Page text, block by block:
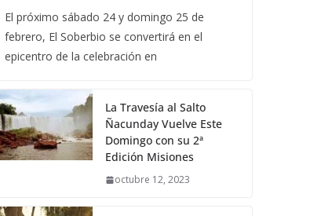
El próximo sábado 24 y domingo 25 de
febrero, El Soberbio se convertirá en el
epicentro de la celebración en
La Travesía al Salto
Ñacunday Vuelve Este
Domingo con su 2ª
Edición Misiones
octubre 12, 2023